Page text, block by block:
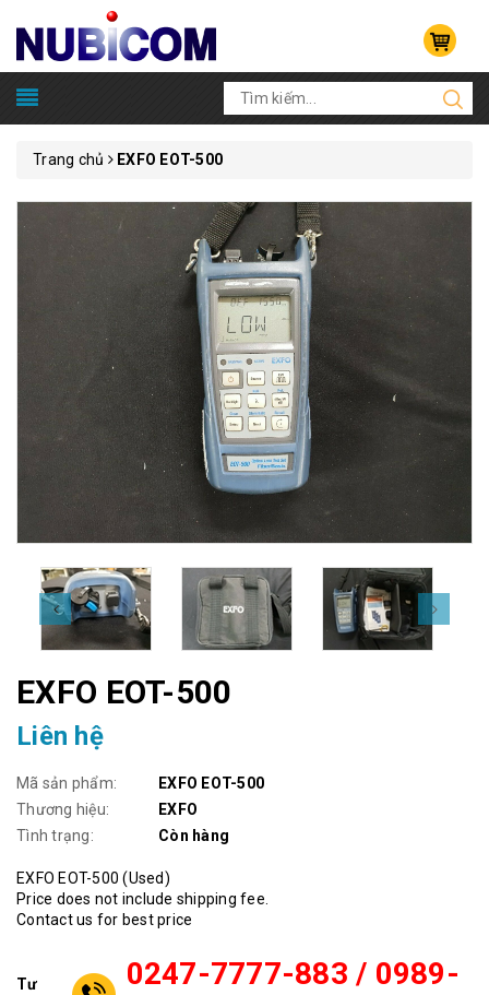
Trang chủ EXFO EOT-500
EXFO EOT-500
Liên hệ
Mã sản phẩm:
EXFO EOT-500
Thương hiệu:
EXFO
Tình trạng:
Còn hàng
EXFO EOT-500 (Used)
Price does not include shipping fee.
Contact us for best price
Tư
0247-7777-883 / 0989-